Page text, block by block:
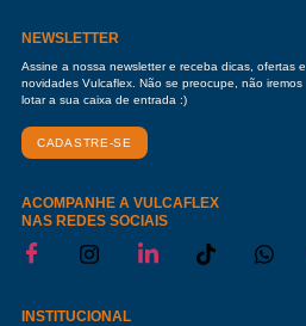
NEWSLETTER
Assine a nossa newsletter e receba dicas, ofertas e
novidades Vulcaflex. Não se preocupe, não iremos
lotar a sua caixa de entrada :)
CADASTRE-SE
ACOMPANHE A VULCAFLEX
NAS REDES SOCIAIS
INSTITUCIONAL